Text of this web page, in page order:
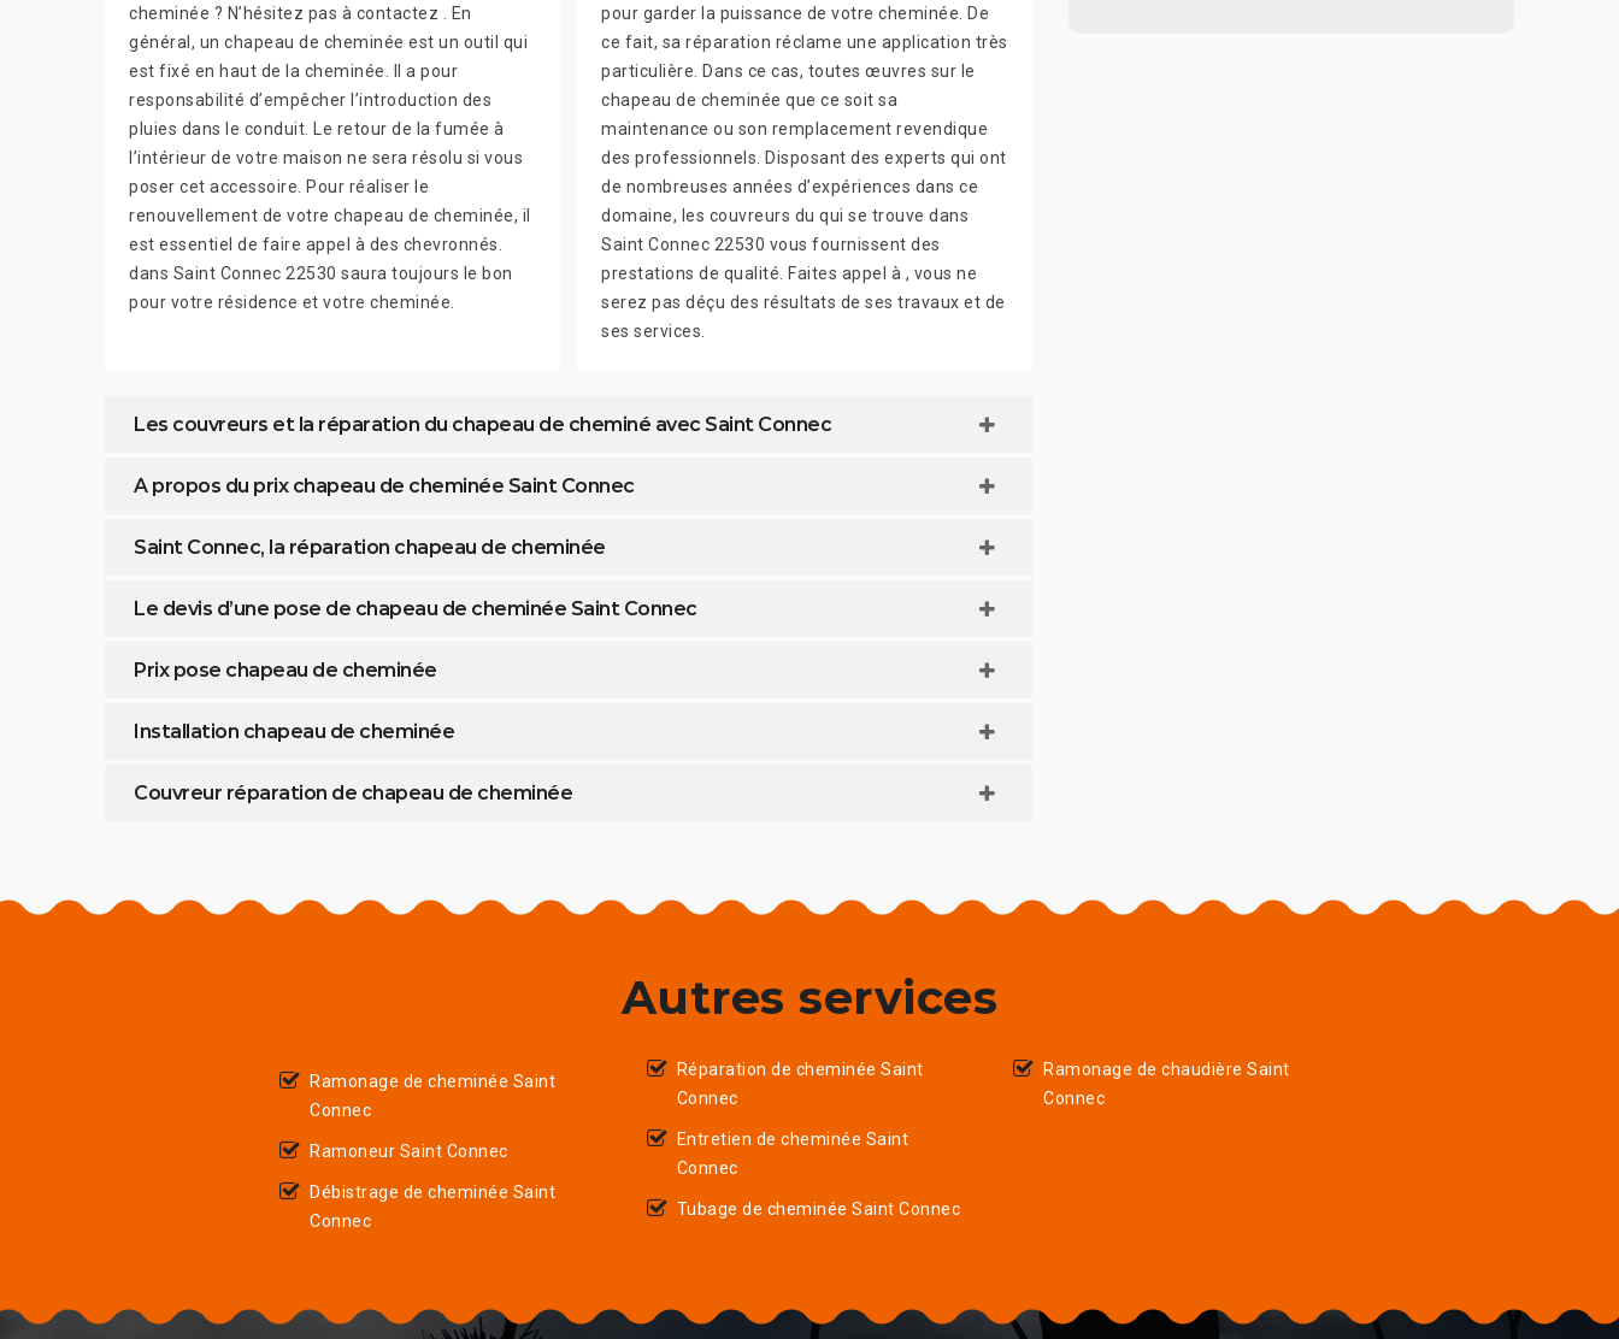
cheminée ? N’hésitez pas à contactez . En
général, un chapeau de cheminée est un outil qui
est fixé en haut de la cheminée. Il a pour
responsabilité d’empêcher l’introduction des
pluies dans le conduit. Le retour de la fumée à
l’intérieur de votre maison ne sera résolu si vous
poser cet accessoire. Pour réaliser le
renouvellement de votre chapeau de cheminée, il
est essentiel de faire appel à des chevronnés.
dans Saint Connec 22530 saura toujours le bon
pour votre résidence et votre cheminée.
pour garder la puissance de votre cheminée. De
ce fait, sa réparation réclame une application très
particulière. Dans ce cas, toutes œuvres sur le
chapeau de cheminée que ce soit sa
maintenance ou son remplacement revendique
des professionnels. Disposant des experts qui ont
de nombreuses années d’expériences dans ce
domaine, les couvreurs du qui se trouve dans
Saint Connec 22530 vous fournissent des
prestations de qualité. Faites appel à , vous ne
serez pas déçu des résultats de ses travaux et de
ses services.
Les couvreurs et la réparation du chapeau de cheminé avec Saint Connec
A propos du prix chapeau de cheminée Saint Connec
Saint Connec, la réparation chapeau de cheminée
Le devis d’une pose de chapeau de cheminée Saint Connec
Prix pose chapeau de cheminée
Installation chapeau de cheminée
Couvreur réparation de chapeau de cheminée
Autres services
Ramonage de cheminée Saint
Connec
Ramoneur Saint Connec
Débistrage de cheminée Saint
Connec
Réparation de cheminée Saint
Connec
Entretien de cheminée Saint
Connec
Tubage de cheminée Saint Connec
Ramonage de chaudière Saint
Connec